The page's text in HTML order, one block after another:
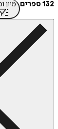
מיון וסינון